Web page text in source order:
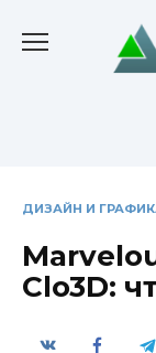
содержанию
ДИЗАЙН И
Clo3D: